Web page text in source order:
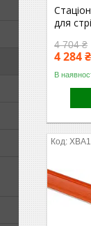
для
4 704 ₴
4 284 ₴
В